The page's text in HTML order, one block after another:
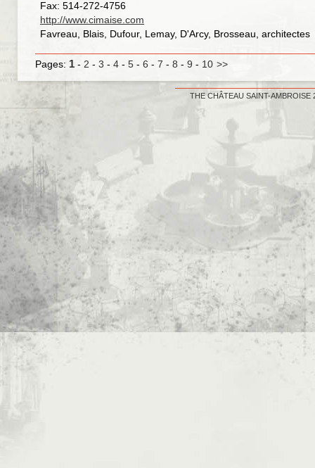
Fax: 514-272-4756
http://www.cimaise.com
Favreau, Blais, Dufour, Lemay, D'Arcy, Brosseau, architectes
Pages: 1 - 2 - 3 - 4 - 5 - 6 - 7 - 8 - 9 - 10 >>
THE CHÂTEAU SAINT-